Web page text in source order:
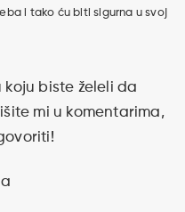
i tako ću biti sigurna u svoj
koju biste želeli da
mi u komentarima,